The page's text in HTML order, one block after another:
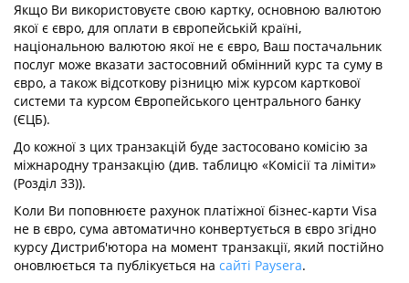
Якщо Ви використовуєте свою картку, основною валютою
якої є євро, для оплати в європейській країні,
національною валютою якої не є євро, Ваш постачальник
послуг може вказати застосовний обмінний курс та суму в
євро, а також відсоткову різницю між курсом карткової
системи та курсом Європейського центрального банку
(ЄЦБ).
До кожної з цих транзакцій буде застосовано комісію за
міжнародну транзакцію (див. таблицю «Комісії та ліміти»
(Розділ 33)).
Коли Ви поповнюєте рахунок платіжної бізнес-карти Visa
не в євро, сума автоматично конвертується в євро згідно
курсу Дистриб'ютора на момент транзакції, який постійно
оновлюється та публікується на сайті Paysera.